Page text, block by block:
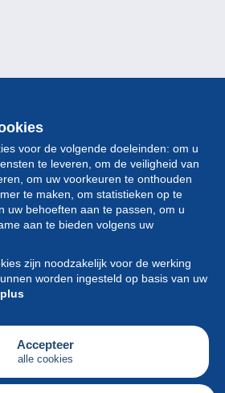
voor de volgende doeleinden: om u
te leveren, om de veiligheid van
om uw voorkeuren te onthouden
te maken, om statistieken op te
uw behoeften aan te passen, om u
aan te bieden volgens uw
zijn noodzakelijk voor de werking
worden ingesteld op basis van uw
Accepteer
alle cookies